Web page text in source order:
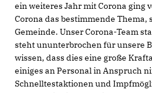
ein weiteres Jahr mit Corona ging
Corona das bestimmende Thema,
Gemeinde. Unser Corona-Team
steht ununterbrochen für unsere
wissen, dass dies eine große
einiges an Personal in Anspruch
Schnelltestaktionen und